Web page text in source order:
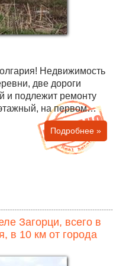
две дороги
и кладовая, а на
комната с туалетом.
еще 250 кв.м.!
(одно из самых
Подробнее »
Загорци, всего в
в 10 км от города